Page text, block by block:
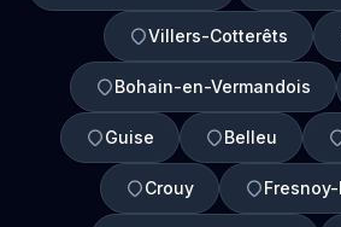
Villers-Cotterêts
Bohain-en-Vermandois
Guise Belleu
Crouy